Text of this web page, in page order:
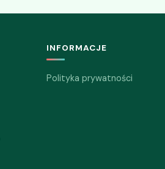
INFORMACJE
Polityka prywatności